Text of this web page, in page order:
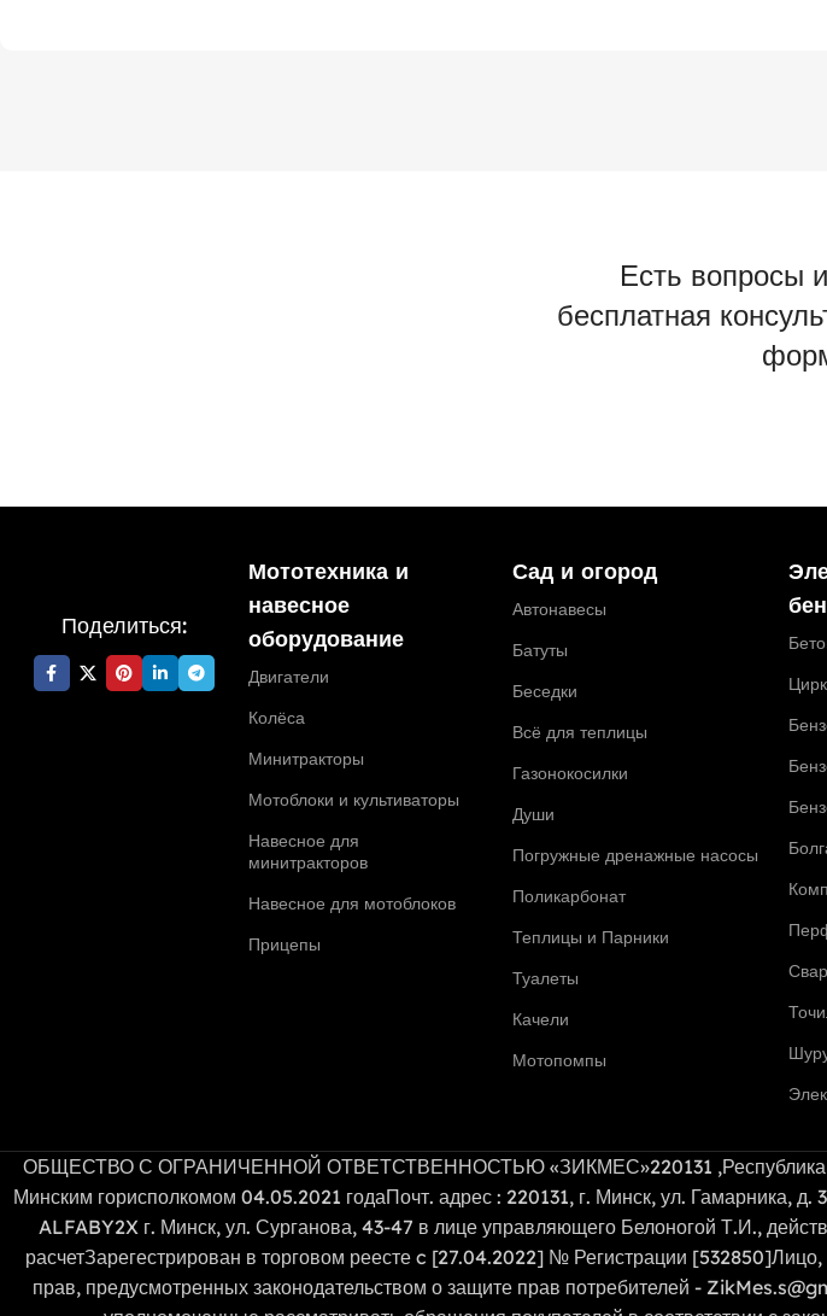
Есть вопросы
бесплатная
Поделиться:
Мототехника и
навесное
оборудование
Двигатели
Колёса
Минитракторы
Мотоблоки и культиваторы
Навесное для
минитракторов
Навесное для мотоблоков
Прицепы
Сад и огород
Автонавесы
Батуты
Беседки
Всё для теплицы
Газонокосилки
Души
Погружные дренажные насосы
Поликарбонат
Теплицы и Парники
Туалеты
Качели
Мотопомпы
ОБЩЕСТВО С ОГРАНИЧЕННОЙ ОТВЕТСТВЕННОСТЬЮ «ЗИКМЕС»220131 ,Республика
Минским горисполкомом 04.05.2021 годаПочт. адрес : 220131, г. Минск, ул.
ALFABY2X г. Минск, ул. Сурганова, 43-47 в лице управляющего Белоногой Т.И.,
расчетЗарегестрирован в торговом реесте c [27.04.2022] № Регистрации
прав, предусмотренных законодательством о защите прав потребителей -